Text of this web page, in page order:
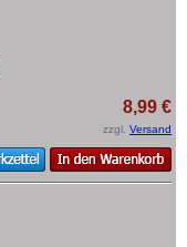
8,99 €
zzgl. Versand